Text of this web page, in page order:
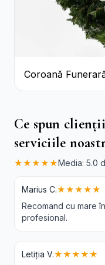
Coroană
și Crizanteme
Ce spun
serviciile
★★★★★Media: 5.0
Marius C.★★★★★
Recomand cu mare
profesional.
Letiția V.★★★★★